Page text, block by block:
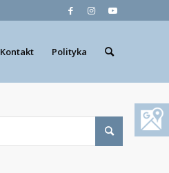
Kontakt Polityka